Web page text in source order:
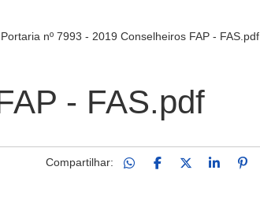
nº 7993 - 2019 Conselheiros FAP - FAS.pdf
- FAS.pdf
Compartilhar: